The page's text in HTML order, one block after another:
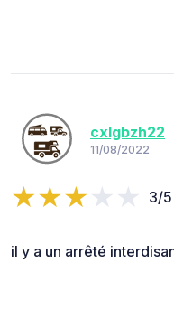
cxlgbzh22
11/08/2022
3/5
il y a un arrêté